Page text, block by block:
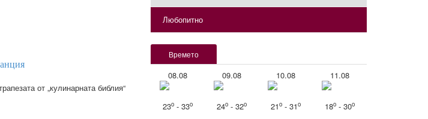
от „кулинарната библия“
Любопитно
Времето
08.08
23o - 33o
09.08
24o - 32o
10.08
21o - 31o
11.08
18o - 30o